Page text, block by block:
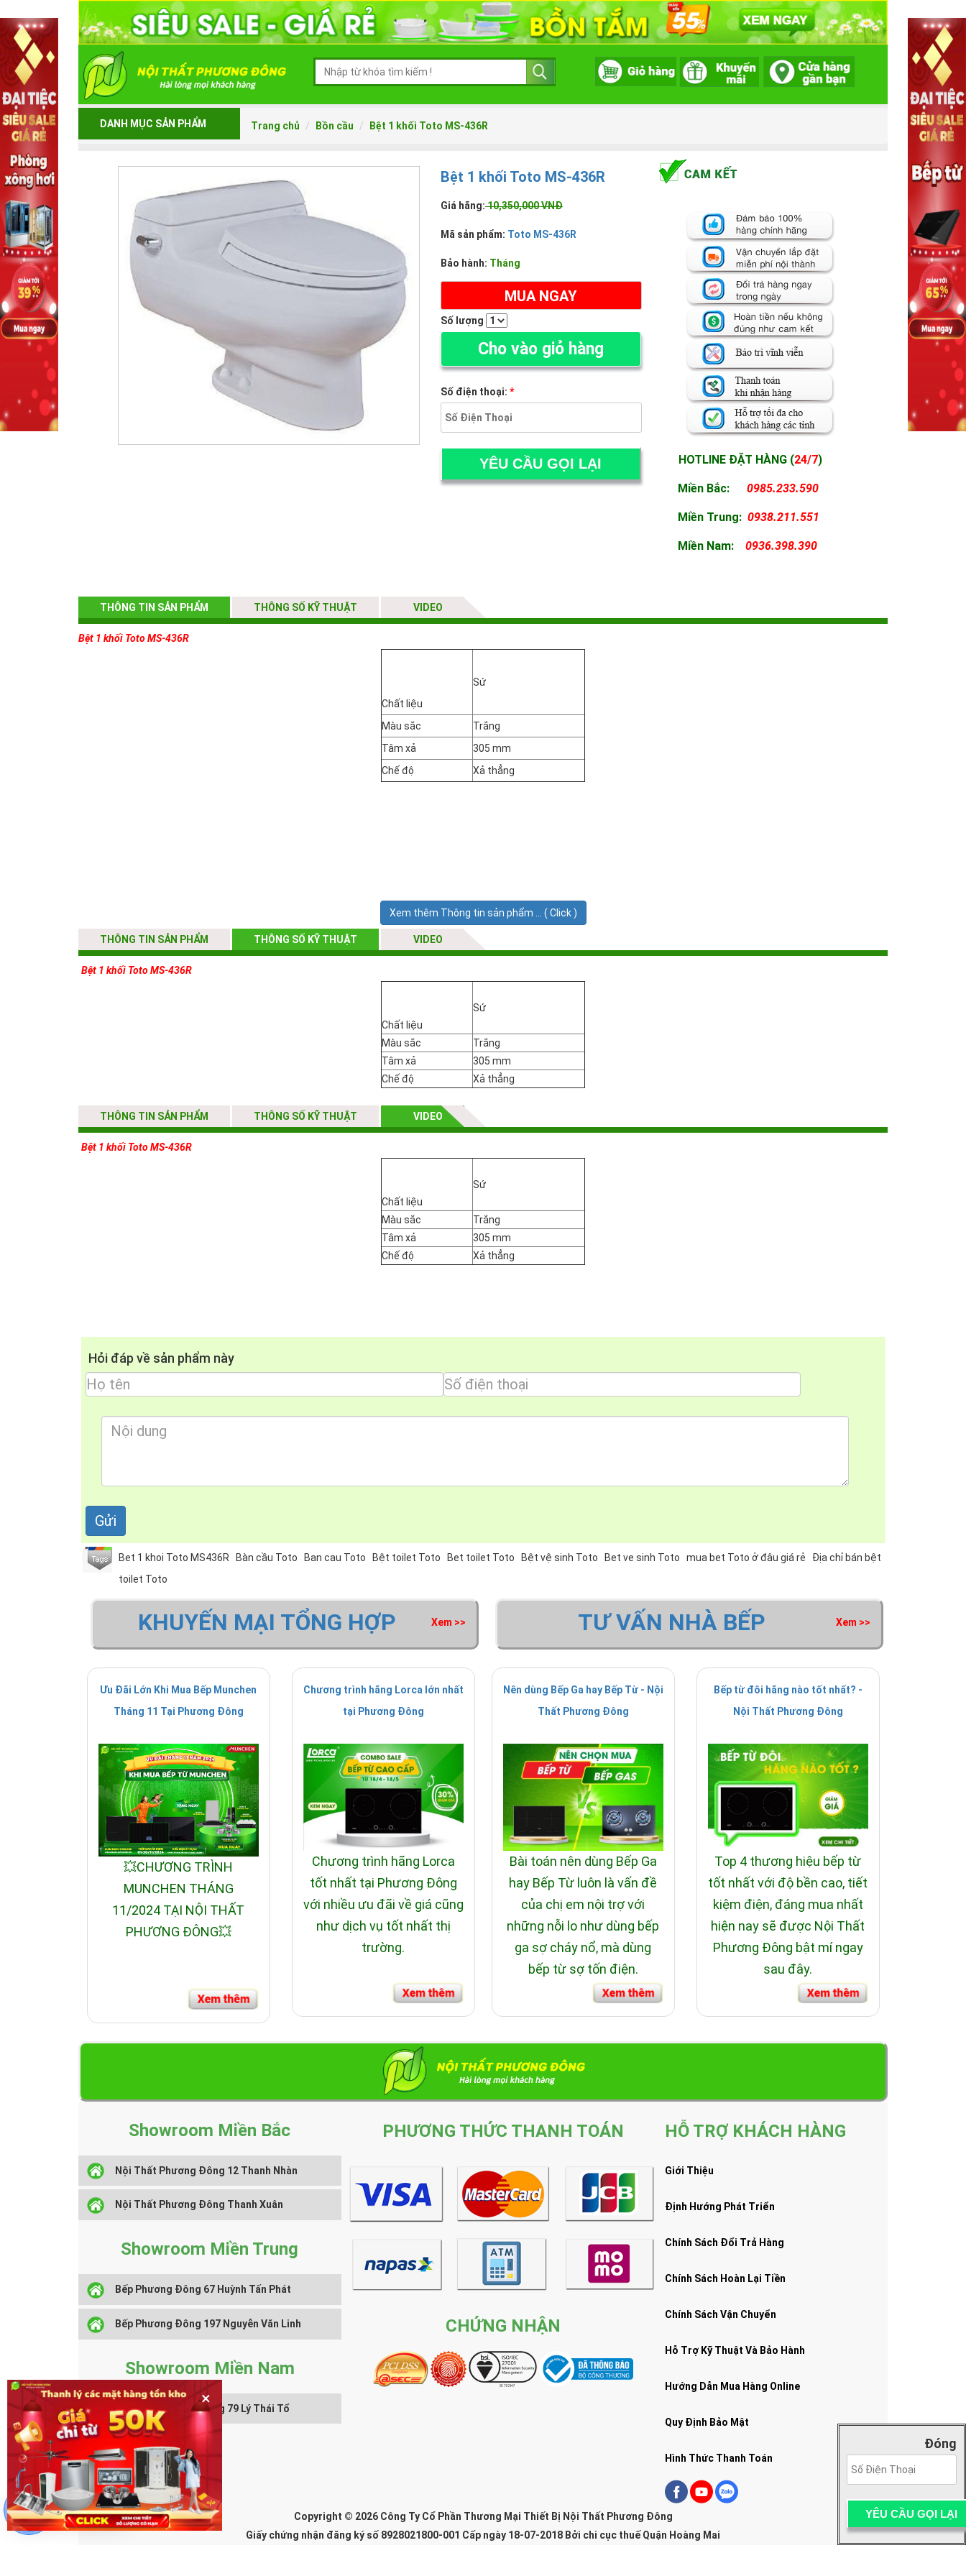
DANH MỤC SẢN PHẨM Trang chủ Bồn cầu Bệt 1 khối Toto MS-436R
Bệt 1 khối Toto MS-436R
Giá hãng:10,350,000 VNĐ
Mã sản phẩm: Toto MS-436R
Bảo hành: Tháng
MUA NGAY
Số lượng
Cho vào giỏ hàng
Số điện thoại: *
HOTLINE ĐẶT HÀNG (24/7)
Miền Bắc: 0985.233.590
MiềnTrung: 0938.211.551
MiềnNam: 0936.398.390
THÔNG TIN SẢN PHẨM THÔNG SỐ KỸ THUẬT VIDEO
Bệt 1 khối Toto MS-436R
Chất liệu
Sứ
Màu sắc
Trắng
Tâm xả
305 mm
Chế độ
Xả thẳng
Xem thêm Thông tin sản phẩm ... ( Click )
THÔNG TIN SẢN PHẨM THÔNG SỐ KỸ THUẬT VIDEO
Bệt 1 khối Toto MS-436R
Chất liệu
Sứ
Màu sắc
Trắng
Tâm xả
305 mm
Chế độ
Xả thẳng
THÔNG TIN SẢN PHẨM THÔNG SỐ KỸ THUẬT VIDEO
Bệt 1 khối Toto MS-436R
Chất liệu
Sứ
Màu sắc
Trắng
Tâm xả
305 mm
Chế độ
Xả thẳng
Hỏi đáp về sản phẩm này
Bet 1 khoi Toto MS436R Bàn cầu Toto Ban cau Toto Bệt toilet Toto Bet toilet Toto Bệt vệ sinh Toto Bet ve sinh Toto mua bet Toto ở đâu giá rẻ
Địa chỉ bán bệt
toilet Toto
KHUYẾN MẠI TỔNG HỢP Xem >>
Ưu Đãi Lớn Khi Mua Bếp Munchen
Tháng 11 Tại Phương Đông
💥CHƯƠNG TRÌNH
MUNCHEN THÁNG
11/2024 TẠI NỘI THẤT
PHƯƠNG ĐÔNG💥
Chương trình hãng Lorca lớn nhất
tại Phương Đông
Chương trình hãng Lorca
tốt nhất tại Phương Đông
với nhiều ưu đãi về giá cũng
như dịch vụ tốt nhất thị
trường.
TƯ VẤN NHÀ BẾP Xem >>
Nên dùng Bếp Ga hay Bếp Từ - Nội
Thất Phương Đông
Bài toán nên dùng Bếp Ga
hay Bếp Từ luôn là vấn đề
của chị em nội trợ với
những nỗi lo như dùng bếp
ga sợ cháy nổ, mà dùng
bếp từ sợ tốn điện.
Bếp từ đôi hãng nào tốt nhất? -
Nội Thất Phương Đông
Top 4 thương hiệu bếp từ
tốt nhất với độ bền cao, tiết
kiệm điện, đáng mua nhất
hiện nay sẽ được Nội Thất
Phương Đông bật mí ngay
sau đây.
Showroom Miền Bắc
Nội Thất Phương Đông 12 Thanh Nhàn
Nội Thất Phương Đông Thanh Xuân
Showroom Miền Trung
Bếp Phương Đông 67 Huỳnh Tấn Phát
Bếp Phương Đông 197 Nguyễn Văn Linh
Showroom Miền Nam
Nội Thất Phương Đông 79 Lý Thái Tổ
PHƯƠNG THỨC THANH TOÁN
CHỨNG NHẬN
HỖ TRỢ KHÁCH HÀNG
Giới Thiệu
Định Hướng Phát Triển
Chính Sách Đổi Trả Hàng
Chính Sách Hoàn Lại Tiền
Chính Sách Vận Chuyển
Hỗ Trợ Kỹ Thuật Và Bảo Hành
Hướng Dẫn Mua Hàng Online
Quy Định Bảo Mật
Hình Thức Thanh Toán
Copyright © 2026 Công Ty Cổ Phần Thương Mại Thiết Bị Nội Thất Phương Đông
Giấy chứng nhận đăng ký số 8928021800-001 Cấp ngày 18-07-2018 Bởi chi cục thuế Quận Hoàng Mai
Đóng
Một khách hàng vừa đặt muaMáy Xông Hơi Amazon ATP-12 Kw Xả Tự Động X
Chat hỗ trợ
×